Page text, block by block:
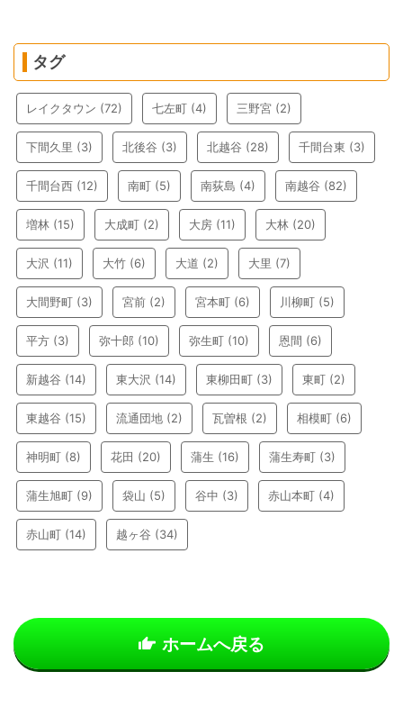
タグ
レイクタウン (72) 七左町 (4) 三野宮 (2)
下間久里 (3) 北後谷 (3) 北越谷 (28) 千間台東 (3)
千間台西 (12) 南町 (5) 南荻島 (4) 南越谷 (82)
増林 (15) 大成町 (2) 大房 (11) 大林 (20)
大沢 (11) 大竹 (6) 大道 (2) 大里 (7)
大間野町 (3) 宮前 (2) 宮本町 (6) 川柳町 (5)
平方 (3) 弥十郎 (10) 弥生町 (10) 恩間 (6)
新越谷 (14) 東大沢 (14) 東柳田町 (3) 東町 (2)
東越谷 (15) 流通団地 (2) 瓦曽根 (2) 相模町 (6)
神明町 (8) 花田 (20) 蒲生 (16) 蒲生寿町 (3)
蒲生旭町 (9) 袋山 (5) 谷中 (3) 赤山本町 (4)
赤山町 (14) 越ヶ谷 (34)
ホームへ戻る